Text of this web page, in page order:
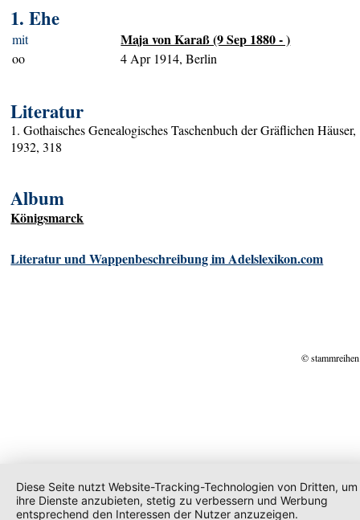
1. Ehe
mit Maja von Karaß (9 Sep 1880 - )
oo 4 Apr 1914, Berlin
Literatur
1. Gothaisches Genealogisches Taschenbuch der Gräflichen Häuser,
1932, 318
Album
Königsmarck
Literatur und Wappenbeschreibung im Adelslexikon.com
©
Diese Seite nutzt Website-Tracking-Technologien von Dritten, um
ihre Dienste anzubieten, stetig zu verbessern und Werbung
entsprechend den Interessen der Nutzer anzuzeigen.